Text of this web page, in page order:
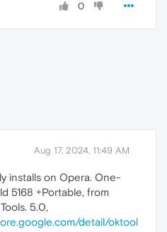
0
Aug 17, 2024, 11:49 AM
installs on Opera. One-
5168 +Portable, from
5.0,
detail/oktool